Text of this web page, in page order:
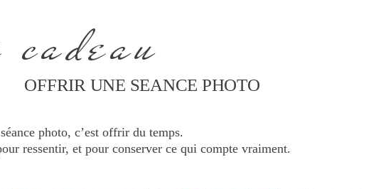
OFFRIR UNE SEANCE PHOTO
photo, c’est offrir du temps.
ressentir, et pour conserver ce qui compte vraiment.